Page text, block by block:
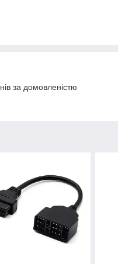
за домовленістю